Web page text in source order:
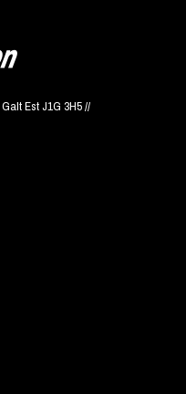
Est J1G 3H5 //